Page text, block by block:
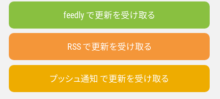
feedly で更新を受け取る
RSS で更新を受け取る
プッシュ通知 で更新を受け取る